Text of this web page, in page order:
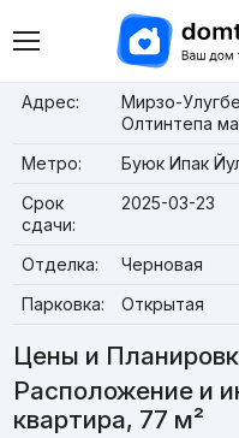
Адрес:
Мирзо-
Олтинтепа
Метро:
Буюк Ипак
Срок
сдачи:
2025-03-23
Отделка:
Черновая
Парковка:
Открытая
Цены и
Расположение и
квартира, 77 м²